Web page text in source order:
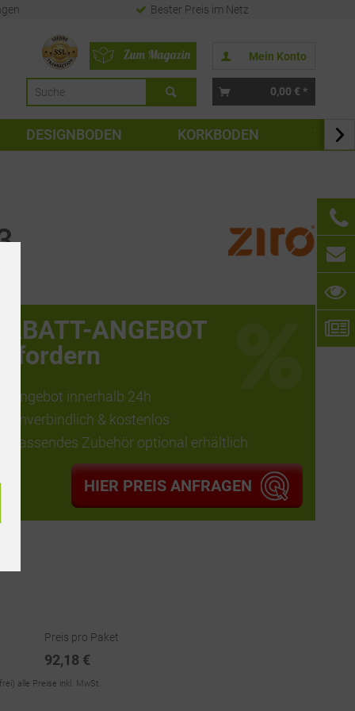
Bester Preis im Netz
Mein Konto
0,00 € *
DESIGNBODEN KORKBODEN 
RABATT-ANGEBOT
Angebot innerhalb 24h
unverbindlich & kostenlos
passendes Zubehör optional erhältlich
HIER PREIS ANFRAGEN
Preis pro Paket
92,18 €
alle Preise inkl. MwSt.